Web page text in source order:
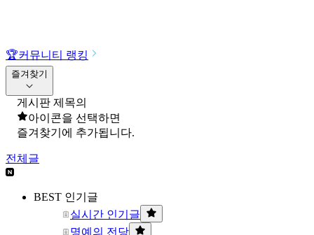
🏆커뮤니티 랭킹
즐겨찾기
게시판 제목의
아이콘을 선택하면
즐겨찾기에 추가됩니다.
전체글
BEST 인기글
실시간 인기글
명예의 전당